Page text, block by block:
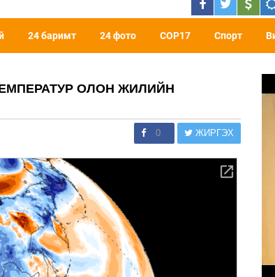
24 баримт 24 фото COP17 Спорт
ОЛОН ЖИЛИЙН
0 ЖИРГЭХ